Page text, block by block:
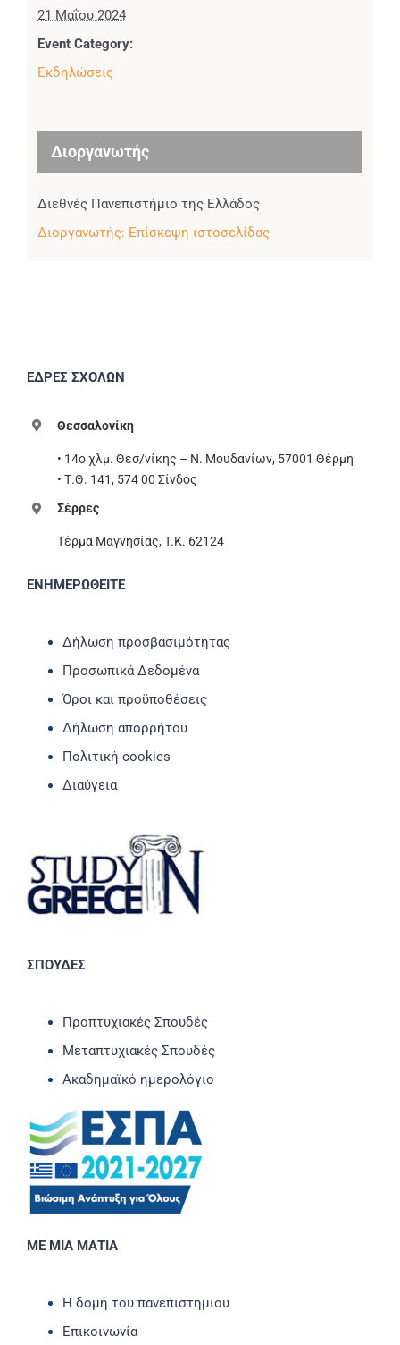
21 Μαΐου 2024
Event Category:
Εκδηλώσεις
Διοργανωτής
Διεθνές Πανεπιστήμιο της Ελλάδος
Διοργανωτής: Επίσκεψη ιστοσελίδας
ΕΔΡΕΣ ΣΧΟΛΩΝ
Θεσσαλονίκη
• 14ο χλμ. Θεσ/νίκης – Ν. Μουδανίων, 57001 Θέρμη
• Τ.Θ. 141, 574 00 Σίνδος
Σέρρες
Τέρμα Μαγνησίας, T.K. 62124
ΕΝΗΜΕΡΩΘΕΙΤΕ
Δήλωση προσβασιμότητας
Προσωπικά Δεδομένα
Όροι και προϋποθέσεις
Δήλωση απορρήτου
Πολιτική cookies
Διαύγεια
ΣΠΟΥΔΕΣ
Προπτυχιακές Σπουδές
Μεταπτυχιακές Σπουδές
Ακαδημαϊκό ημερολόγιο
ΜΕ ΜΙΑ ΜΑΤΙΑ
Η δομή του πανεπιστημίου
Επικοινωνία